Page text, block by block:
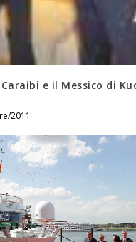
e il Messico di
2011